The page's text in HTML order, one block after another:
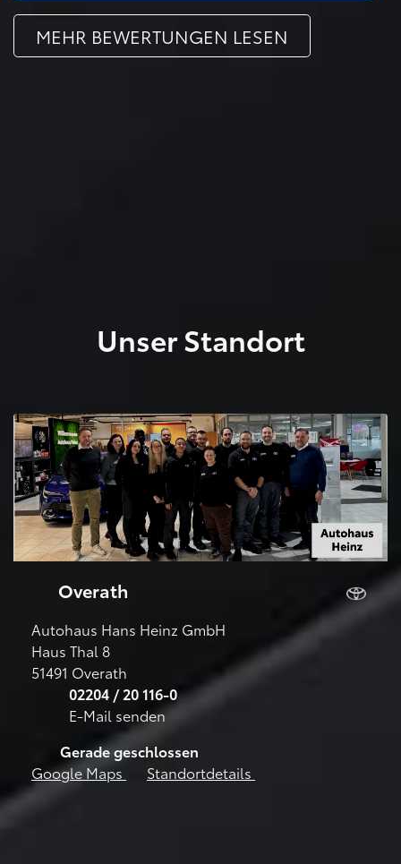
MEHR BEWERTUNGEN LESEN
Unser Standort
Overath
Autohaus Hans Heinz GmbH
Haus Thal 8
51491 Overath
02204 / 20 116-0
E-Mail senden
Gerade geschlossen
Google Maps Standortdetails